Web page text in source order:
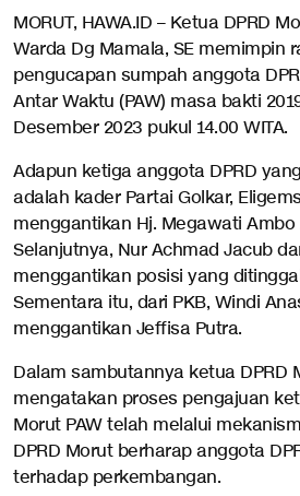
MORUT, HAWA.ID – Ketua DPRD
Warda Dg Mamala, SE memimpin
pengucapan sumpah anggota
Antar Waktu (PAW) masa bakti
Desember 2023 pukul 14.00 WITA.
Adapun ketiga anggota DPRD
adalah kader Partai Golkar,
menggantikan Hj. Megawati Ambo
Selanjutnya, Nur Achmad Jacub
menggantikan posisi yang
Sementara itu, dari PKB, Windi
menggantikan Jeffisa Putra.
Dalam sambutannya ketua DPRD
mengatakan proses pengajuan
Morut PAW telah melalui
DPRD Morut berharap anggota
terhadap perkembangan.